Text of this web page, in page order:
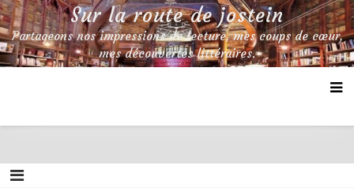
Skip
to
content
Sur la route de jostein
Partageons nos impressions de lecture, mes coups de cœur,
mes découvertes littéraires.